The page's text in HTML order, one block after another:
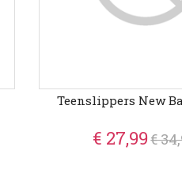
Teenslippers New
€ 27,99€